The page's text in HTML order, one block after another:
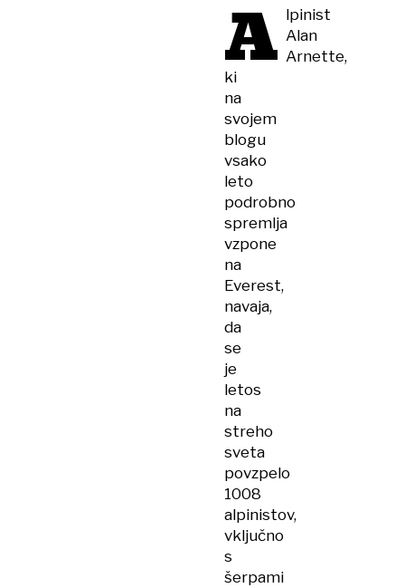
A lpinist
Alan
Arnette,
ki
na
svojem
blogu
vsako
leto
podrobno
spremlja
vzpone
na
Everest,
navaja,
da
se
je
letos
na
streho
sveta
povzpelo
1008
alpinistov,
vključno
s
šerpami